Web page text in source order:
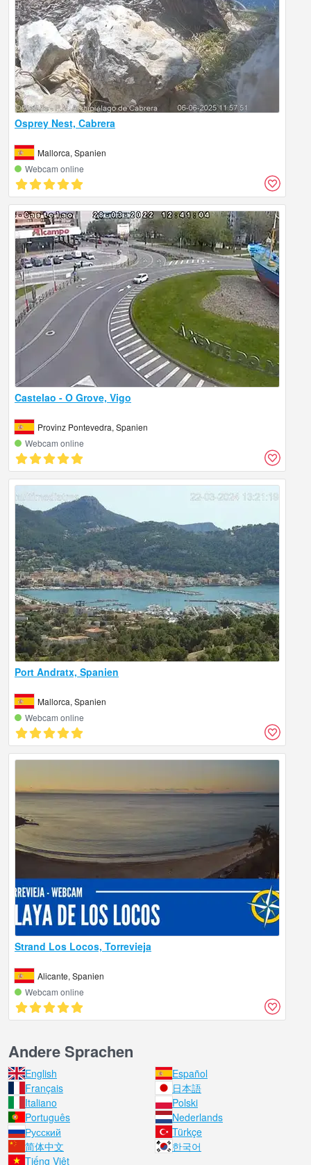
Osprey Nest, Cabrera
Mallorca, Spanien
Webcam online
Castelao - O Grove, Vigo
Provinz Pontevedra, Spanien
Webcam online
Port Andratx, Spanien
Mallorca, Spanien
Webcam online
Strand Los Locos, Torrevieja
Alicante, Spanien
Webcam online
Andere Sprachen
English
Español
Français
日本語
Italiano
Polski
Português
Nederlands
Русский
Türkçe
简体中文
한국어
Tiếng Việt